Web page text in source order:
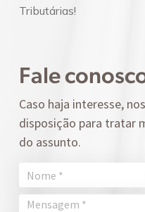
Tributárias!
Fale
Caso haja interesse,
disposição para tratar
do assunto.